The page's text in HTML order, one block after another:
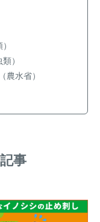
カメラ設置方法を工
空うち」を減らす～
設置例もご紹介～
オンライン
ショップ
）
農水省）
事